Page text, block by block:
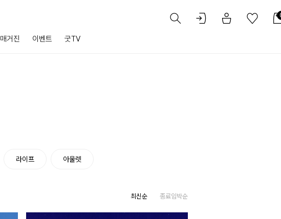
매거진 이벤트 굿TV
라이프 아울렛
최신순 종료임박순